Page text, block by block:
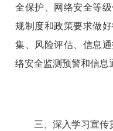
全保护、网络安全等
规制度和政策要求做
集、风险评估、信息
络安全监测预警和信息
三、深入学习宣传